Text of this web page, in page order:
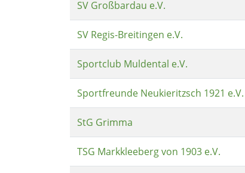
SV Großbardau e.V.
SV Regis-Breitingen e.V.
Sportclub Muldental e.V.
Sportfreunde Neukieritzsch 1921 e.V.
StG Grimma
TSG Markkleeberg von 1903 e.V.